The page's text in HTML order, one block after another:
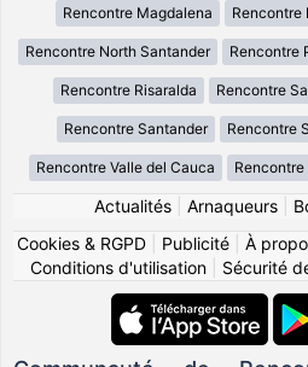
Rencontre Magdalena Rencontre
Rencontre North Santander Rencontre
Rencontre Risaralda Rencontre
Rencontre Santander Rencontre
Rencontre Valle del Cauca Rencontre
Actualités| Arnaqueurs|
Cookies & RGPD
Publicité À
Conditions d'utilisation| Sécurité